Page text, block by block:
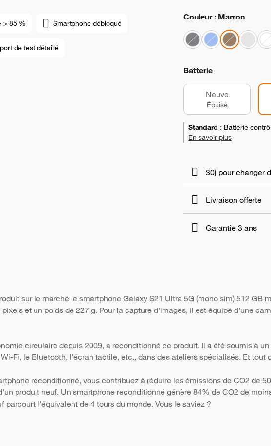
> 85 % Smartphone débloqué
de test détaillé
Couleur : Marron
Batterie
Neuve
Épuisé
Standard : Batterie
En savoir plus
30j pour changer
Livraison offerte
Garantie 3 ans
sur le marché le smartphone Galaxy S21 Ultra 5G (mono sim) 512 GB
et un poids de 227 g. Pour la capture d'images, il est équipé d'une
circulaire depuis 2009, a reconditionné ce produit. Il a été soumis à
Fi, le Bluetooth, l'écran tactile, etc., dans des ateliers spécialisés. Et tout
reconditionné, vous contribuez à réduire les émissions de CO2 de
produit neuf. Un smartphone reconditionné génère 84% de CO2 de
parcourt l'équivalent de 4 tours du monde. Vous le saviez ?